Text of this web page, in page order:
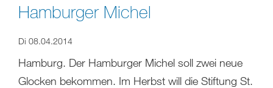
Hamburger Michel
Di 08.04.2014
Hamburg. Der Hamburger Michel soll zwei neue
Glocken bekommen. Im Herbst will die Stiftung St.